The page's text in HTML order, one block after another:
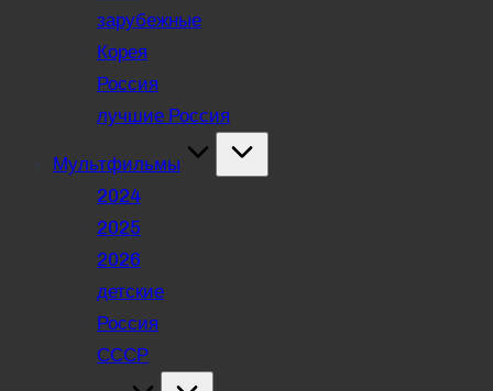
зарубежные
Корея
Россия
лучшие Россия
Мультфильмы
2024
2025
2026
детские
Россия
СССР